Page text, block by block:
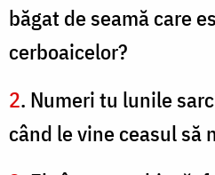
băgat de seamă care
cerboaicelor?
2. Numeri tu lunile
când le vine ceasul să